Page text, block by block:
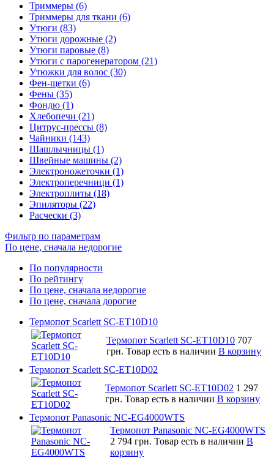
Триммеры (6)
Триммеры для ткани (6)
Утюги (83)
Утюги дорожные (2)
Утюги паровые (8)
Утюги с парогенератором (21)
Утюжки для волос (30)
Фен-щетки (6)
Фены (35)
Фондю (1)
Хлебопечи (21)
Цитрус-прессы (8)
Чайники (143)
Шашлычницы (1)
Швейные машины (2)
Электроножеточки (1)
Электроперечници (1)
Электроплиты (18)
Эпиляторы (22)
Расчески (3)
Фильтр по параметрам
По цене, сначала недорогие
По популярности
По рейтингу
По цене, сначала недорогие
По цене, сначала дорогие
Термопот Scarlett SC-ET10D10
Термопот Scarlett SC-ET10D10 707
грн. Товар есть в наличии В корзину
Термопот Scarlett SC-ET10D02
Термопот Scarlett SC-ET10D02 1 297
грн. Товар есть в наличии В корзину
Термопот Panasonic NC-EG4000WTS
Термопот Panasonic NC-EG4000WTS
2 794 грн. Товар есть в наличии В
корзину